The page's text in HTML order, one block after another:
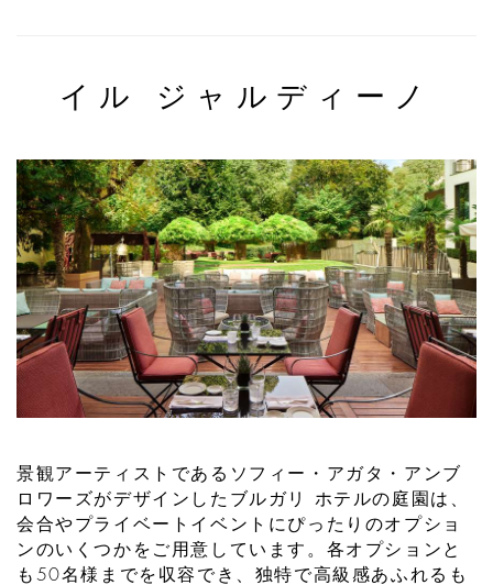
イル ジャルディーノ
景観アーティストであるソフィー・アガタ・アンブ
ロワーズがデザインしたブルガリ ホテルの庭園は、
会合やプライベートイベントにぴったりのオプショ
ンのいくつかをご用意しています。各オプションと
も50名様までを収容でき、独特で高級感あふれるも